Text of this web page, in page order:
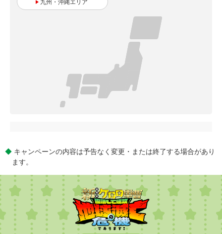
◆ キャンペーンの内容は予告なく変更・または終了する場合があり
ます。